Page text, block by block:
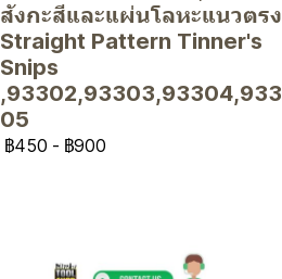
สังกะสีและแผ่นโลหะแนวตรง
Straight Pattern Tinner's
Snips
,93302,93303,93304,933
05
฿450 - ฿900